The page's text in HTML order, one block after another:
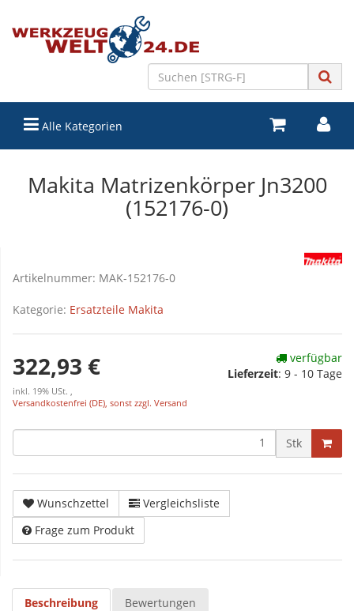
Alle Kategorien
Makita Matrizenkörper Jn3200
(152176-0)
Artikelnummer: MAK-152176-0
Kategorie: Ersatzteile Makita
322,93 €
inkl. 19% USt. ,
Versandkostenfrei (DE), sonst zzgl. Versand
verfügbar
Lieferzeit: 9 - 10 Tage
Stk
Wunschzettel
Vergleichsliste
Frage zum Produkt
Beschreibung Bewertungen